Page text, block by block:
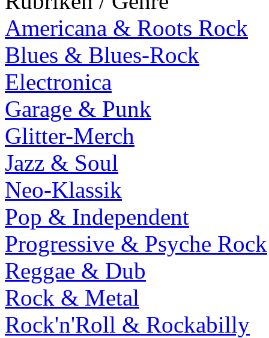
Americana & Roots Rock
Blues & Blues-Rock
Electronica
Garage & Punk
Glitter-Merch
Jazz & Soul
Neo-Klassik
Pop & Independent
Progressive & Psyche Rock
Reggae & Dub
Rock & Metal
Rock'n'Roll & Rockabilly